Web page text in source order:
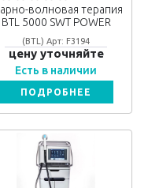
волновая терапия
BTL 5000 SWT POWER
(BTL) Арт: F3194
цену уточняйте
Есть в наличии
ПОДРОБНЕЕ